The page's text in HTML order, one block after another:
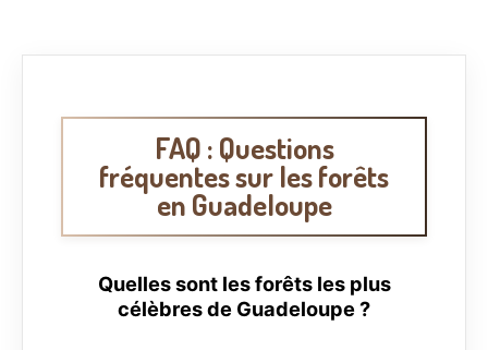
FAQ : Questions
fréquentes sur les forêts
en Guadeloupe
Quelles sont les forêts les plus
célèbres de Guadeloupe ?